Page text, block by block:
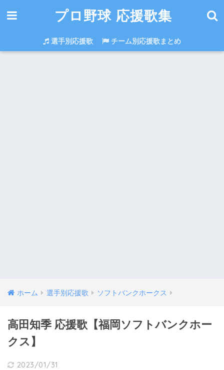
プロ野球 応援歌集
選手別応援歌 チーム別応援歌まとめ
ホーム 選手別応援歌 ソフトバンクホークス
高田知季 応援歌【福岡ソフトバンクホー
クス】
2023/01/31